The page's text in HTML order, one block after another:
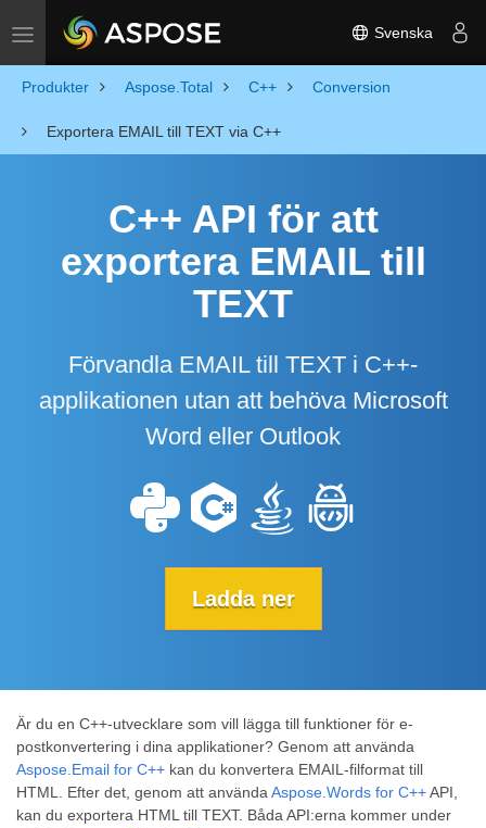
Toggle navigation Svenska
Produkter Aspose.Total C++ Conversion
Exportera EMAIL till TEXT via C++
C++ API för att
exportera EMAIL till
TEXT
Förvandla EMAIL till TEXT i C++-
applikationen utan att behöva Microsoft
Word eller Outlook
Ladda ner
Är du en C++-utvecklare som vill lägga till funktioner för e-
postkonvertering i dina applikationer? Genom att använda
Aspose.Email for C++ kan du konvertera EMAIL-filformat till
HTML. Efter det, genom att använda Aspose.Words for C++API,
kan du exportera HTML till TEXT. Båda API:erna kommer under